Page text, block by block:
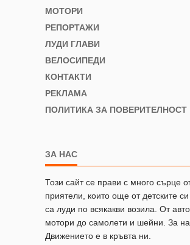
МОТОРИ
РЕПОРТАЖИ
ЛУДИ ГЛАВИ
ВЕЛОСИПЕДИ
КОНТАКТИ
РЕКЛАМА
ПОЛИТИКА ЗА ПОВЕРИТЕЛНОСТ
ЗА НАС
Този сайт се прави с много сърце
приятели, които още от детските
са луди по всякакви возила. От
мотори до самолети и шейни. За
Движението е в кръвта ни.